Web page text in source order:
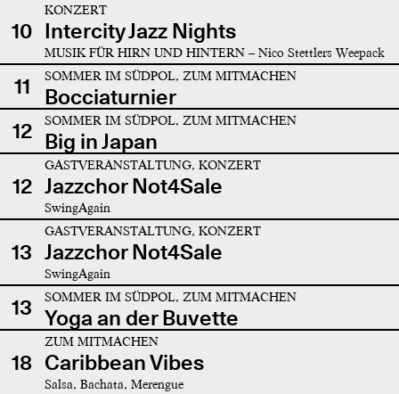
10
KONZERT
Intercity Jazz Nights
MUSIK FÜR HIRN UND HINTERN – Nico Stettlers Weepack
11 SOMMER IM SÜDPOL, ZUM MITMACHEN
Bocciaturnier
12
SOMMER IM SÜDPOL, ZUM MITMACHEN
Big in Japan
12
GASTVERANSTALTUNG, KONZERT
Jazzchor Not4Sale
SwingAgain
13
GASTVERANSTALTUNG, KONZERT
Jazzchor Not4Sale
SwingAgain
13 SOMMER IM SÜDPOL, ZUM MITMACHEN
Yoga an der Buvette
18
ZUM MITMACHEN
Caribbean Vibes
Salsa, Bachata, Merengue